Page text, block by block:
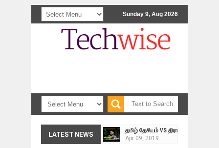
Sunday 9, Aug 2026
LATEST NEWS தமிழ் தேசியம் VS திராவிடம் -
Apr 09, 2019